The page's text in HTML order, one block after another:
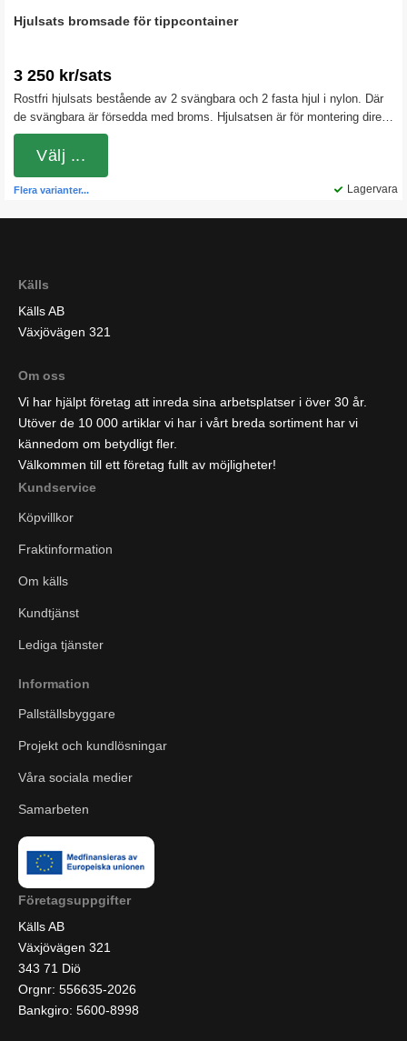
Hjulsats bromsade för tippcontainer
3 250 kr/sats
Rostfri hjulsats bestående av 2 svängbara och 2 fasta hjul i nylon. Där
de svängbara är försedda med broms. Hjulsatsen är för montering direkt
under gaffeltunnlarna på våra tippcontainrar. Nylonhjulen är hårda och
rullar lätt även vid tyngre belastningar. Byglarna är i rostfritt stål
Lagervara
Flera varianter...
Välj ...
Källs
Källs AB
Växjövägen 321
Om oss
Vi har hjälpt företag att inreda sina arbetsplatser i över 30 år.
Utöver de 10 000 artiklar vi har i vårt breda sortiment har vi
kännedom om betydligt fler.
Välkommen till ett företag fullt av möjligheter!
Kundservice
Köpvillkor
Fraktinformation
Om källs
Kundtjänst
Lediga tjänster
Information
Pallställsbyggare
Projekt och kundlösningar
Våra sociala medier
Samarbeten
Företagsuppgifter
Källs AB
Växjövägen 321
343 71 Diö
Orgnr: 556635-2026
Bankgiro: 5600-8998